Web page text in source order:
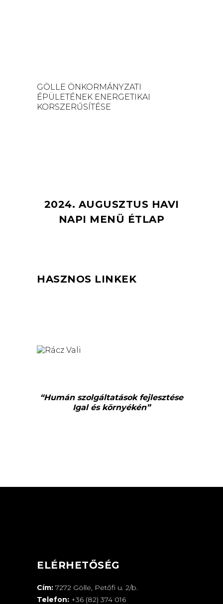
GÖLLE ÖNKORMÁNYZATI
ÉPÜLETÉNEK ENERGETIKAI
KORSZERŰSÍTÉSE
2024. AUGUSZTUS HAVI
NAPI MENÜ ÉTLAP
HASZNOS LINKEK
“Humán szolgáltatások fejlesztése
Igal és környékén”
ELÉRHETŐSÉG
Cím: 7272 Gölle, Petőfi u. 2/b.
Telefon: +36 (82) 374 016